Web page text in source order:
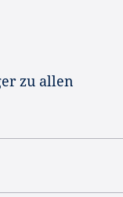
zu allen